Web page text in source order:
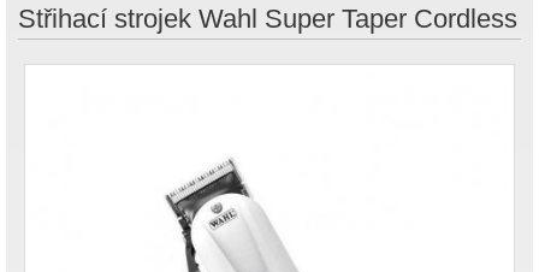
Střihací strojek Wahl Super Taper Cordless